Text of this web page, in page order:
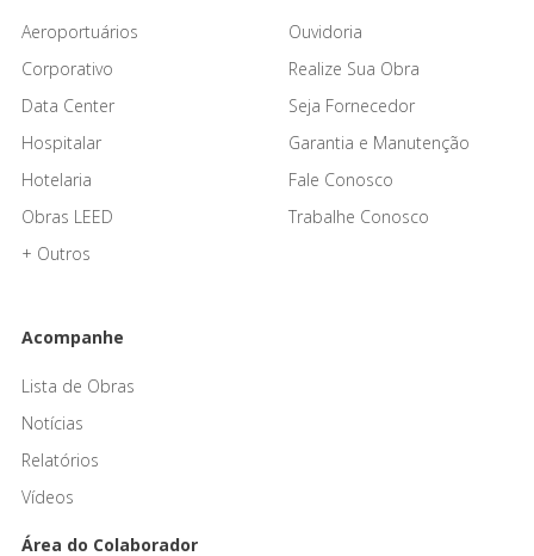
Aeroportuários
Corporativo
Data Center
Hospitalar
Hotelaria
Obras LEED
+ Outros
Ouvidoria
Realize Sua Obra
Seja Fornecedor
Garantia e Manutenção
Fale Conosco
Trabalhe Conosco
Acompanhe
Lista de Obras
Notícias
Relatórios
Vídeos
Área do Colaborador